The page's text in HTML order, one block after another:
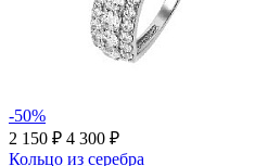
-50%
2 150 ₽ 4 300 ₽
Кольцо из серебра